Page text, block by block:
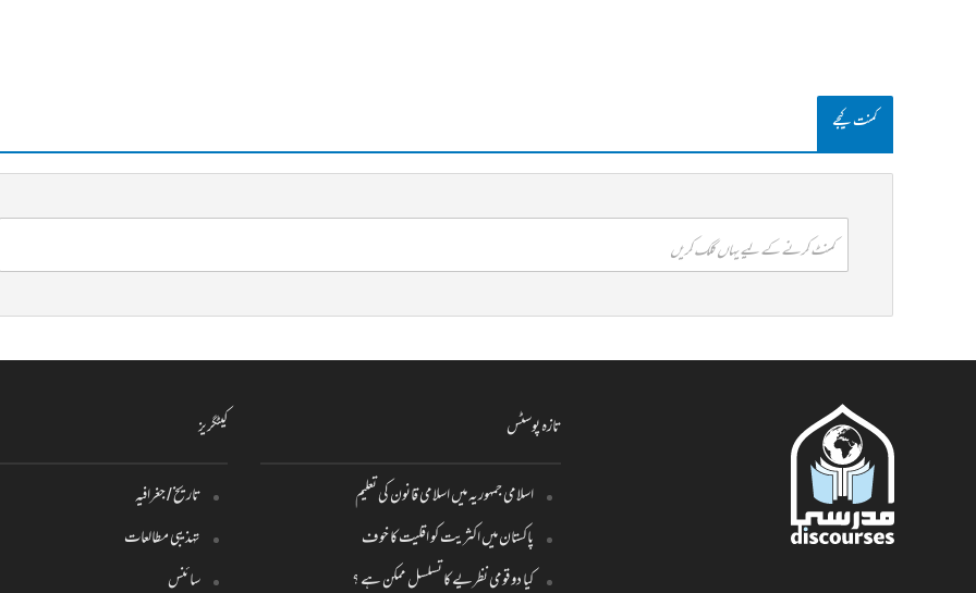
کمنت کیجے
کمنٹ کرنے کے لیے یہاں کلک کریں
تازہ پوسٹس
اسلامی جمہوریہ میں اسلامی قانون کی تعلیم
پاکستان میں اکثریت کو اقلیت کا خوف
کیا دو قومی نظریے کا تسلسل ممکن ہے ؟
کیٹگریز
تاریخ / جغرافیہ
تہذیبی مطالعات
سائنس